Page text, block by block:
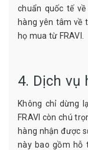
chuẩn quốc tế
hàng yên tâm về
họ mua từ FRAVI.
4. Dịch vụ
Không chỉ dừng
FRAVI còn chú
hàng nhận được
này bao gồm hỗ